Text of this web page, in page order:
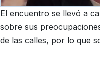
El encuentro se llevó a
sobre sus
de las calles, por lo que